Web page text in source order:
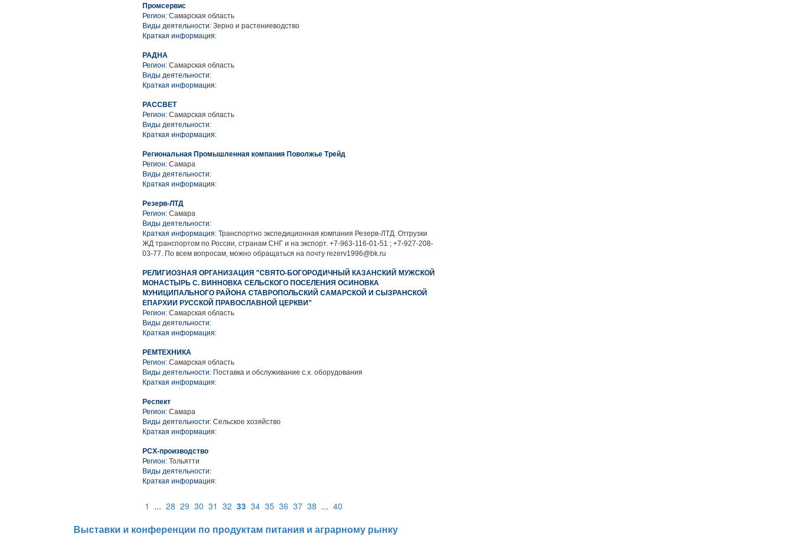
Промсервис
Регион: Самарская область
Виды деятельности: Зерно и растениеводство
Краткая информация:
РАДНА
Регион: Самарская область
Виды деятельности:
Краткая информация:
РАССВЕТ
Регион: Самарская область
Виды деятельности:
Краткая информация:
Региональная Промышленная компания Поволжье Трейд
Регион: Самара
Виды деятельности:
Краткая информация:
Резерв-ЛТД
Регион: Самара
Виды деятельности:
Краткая информация: Транспортно экспедиционная компания Резерв-ЛТД. Отгрузки
ЖД транспортом по России, странам СНГ и на экспорт. +7-963-116-01-51 ; +7-927-208-
03-77. По всем вопросам, можно обращаться на почту rezerv1996@bk.ru
РЕЛИГИОЗНАЯ ОРГАНИЗАЦИЯ "СВЯТО-БОГОРОДИЧНЫЙ КАЗАНСКИЙ МУЖСКОЙ
МОНАСТЫРЬ С. ВИННОВКА СЕЛЬСКОГО ПОСЕЛЕНИЯ ОСИНОВКА
МУНИЦИПАЛЬНОГО РАЙОНА СТАВРОПОЛЬСКИЙ САМАРСКОЙ И СЫЗРАНСКОЙ
ЕПАРХИИ РУССКОЙ ПРАВОСЛАВНОЙ ЦЕРКВИ"
Регион: Самарская область
Виды деятельности:
Краткая информация:
РЕМТЕХНИКА
Регион: Самарская область
Виды деятельности: Поставка и обслуживание с.х. оборудования
Краткая информация:
Респект
Регион: Самара
Виды деятельности: Сельское хозяйство
Краткая информация:
РСХ-производство
Регион: Тольятти
Виды деятельности:
Краткая информация:
1 ... 28 29 30 31 32 33 34 35 36 37 38 ... 40
Выставки и конференции по продуктам питания и аграрному рынку